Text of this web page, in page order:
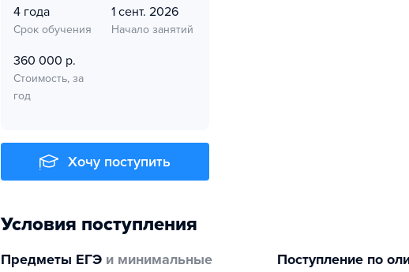
4 года
Срок обучения
1 сент. 2026
Начало занятий
360 000 р.
Стоимость, за
год
Хочу поступить
Условия поступления
Предметы ЕГЭ и минимальные
Поступление по